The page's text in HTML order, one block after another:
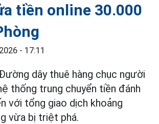
tiền online 30.000
- 17:11
dây thuê hàng chục người
thống trung chuyển tiền đánh
với tổng giao dịch khoảng
vừa bị triệt phá.